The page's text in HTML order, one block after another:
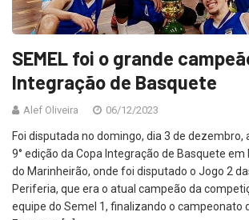
SEMEL foi o grande
Integração de Basquete
Alef Oliveira 06/12/2023
Foi disputada no domingo, dia 3 de dezembro,
9° edição da Copa Integração de Basquete em
do Marinheirão, onde foi disputado o Jogo 2
Periferia, que era o atual campeão da
equipe do Semel 1, finalizando o campeonato